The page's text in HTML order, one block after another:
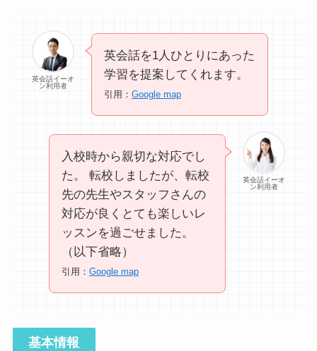
英会話イーオ
ン利用者
英会話を1人ひとりにあった
学習を提案してくれます。
引用： Google map
英会話イーオ
ン利用者
入校時から親切な対応でし
た。 転校しましたが、転校
先の先生やスタッフさんの
対応が良くとても楽しいレ
ッスンを過ごせました。
（以下省略）
引用： Google map
基本情報